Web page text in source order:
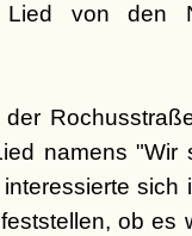
Lied von den
namens "Wir
sich
ob es